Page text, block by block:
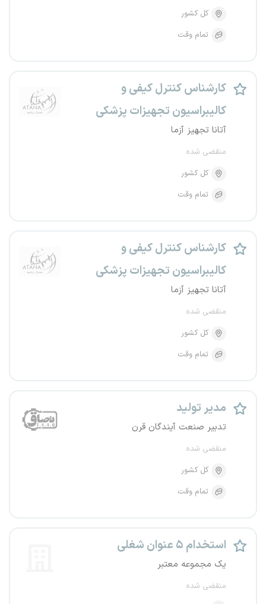
کل کشور
تمام وقت
کارشناس کنترل کیفی و
کالیبراسیون تجهیزات پزشکی
آتانا تجهیز آزما
منقضی شده
کل کشور
تمام وقت
کارشناس کنترل کیفی و
کالیبراسیون تجهیزات پزشکی
آتانا تجهیز آزما
منقضی شده
کل کشور
تمام وقت
مدیر تولید
تدبیر صنعت آیندگان قرن
منقضی شده
کل کشور
تمام وقت
استخدام ۵ عنوان شغلی
یک مجموعه معتبر
منقضی شده